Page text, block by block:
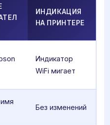
ИНДИКАЦИЯ
НА ПРИНТЕРЕ
Индикатор
WiFi мигает
Без изменений